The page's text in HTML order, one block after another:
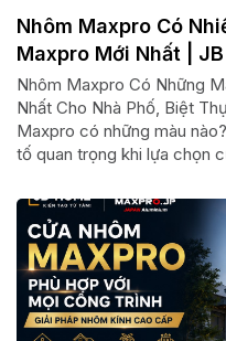
Nhôm Maxpro Có
Maxpro Mới Nhất | JB
Nhôm Maxpro Có Những
Nhất Cho Nhà Phố, Biệt
Maxpro có những màu
tố quan trọng khi lựa chọn